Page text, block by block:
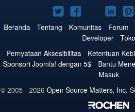
Joomla!
di
Twitter
Joomla!
di
Facebook
Joomla!
di
YouTube
di
Beranda Tentang Komunitas Forum
Developer
Toko
Pernyataan Aksesibilitas
Ketentuan
Sponsori Joomla! dengan 5$
Bantu
Masuk
© 2005 - 2026 Open Source Matters, Inc.